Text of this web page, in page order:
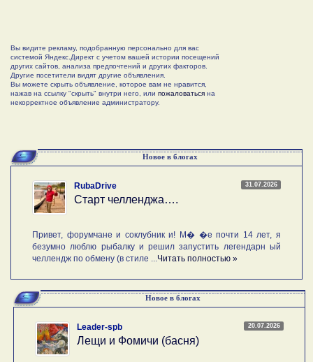
Вы видите рекламу, подобранную персонально для вас
системой Яндекс.Директ с учетом вашей истории посещений
других сайтов, анализа предпочтений и других факторов.
Другие посетители видят другие объявления.
Вы можете скрыть объявление, которое вам не нравится,
нажав на ссылку "скрыть" внутри него, или пожаловаться на
некорректное объявление администратору.
Новое в блогах
31.07.2026
RubaDrive
Старт челленджа….
Привет, форумчане и соклубник и! М� �е почти 14 лет, я
безумно люблю рыбалку и решил запустить легендарн ый
челлендж по обмену (в стиле ... Читать полностью »
Новое в блогах
20.07.2026
Leader-spb
Лещи и Фомичи (басня)